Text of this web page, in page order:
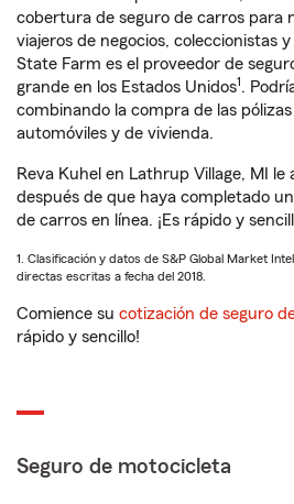
cobertura de seguro de carros para
viajeros de negocios, coleccionistas
State Farm es el proveedor de
grande en los Estados Unidos1.
combinando la compra de las
automóviles y de vivienda.
Reva Kuhel en Lathrup Village, MI
después de que haya completado
de carros en línea. ¡Es rápido y
1. Clasificación y datos de S&P Global Market
directas escritas a fecha del 2018.
Comience su cotización de seguro
rápido y sencillo!
Seguro de motocicleta